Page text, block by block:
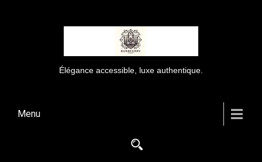
Élégance accessible, luxe authentique.
Menu